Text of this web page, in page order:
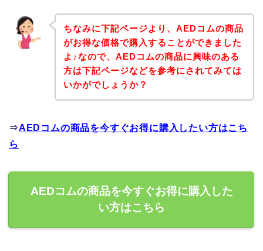
ちなみに下記ページより、AEDコムの商品
がお得な価格で購入することができました
よ♪なので、AEDコムの商品に興味のある
方は下記ページなどを参考にされてみては
いかがでしょうか？
⇒AEDコムの商品を今すぐお得に購入したい方はこち
ら
AEDコムの商品を今すぐお得に購入した
い方はこちら